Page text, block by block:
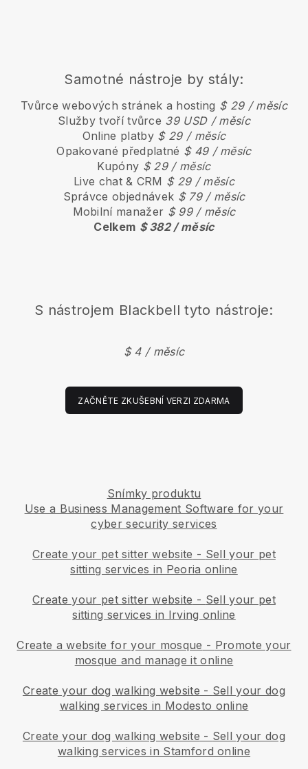
Samotné nástroje by stály:
Tvůrce webových stránek a hosting $ 29 / měsíc
Služby tvoří tvůrce 39 USD / měsíc
Online platby $ 29 / měsíc
Opakované předplatné $ 49 / měsíc
Kupóny $ 29 / měsíc
Live chat & CRM $ 29 / měsíc
Správce objednávek $ 79 / měsíc
Mobilní manažer $ 99 / měsíc
Celkem $ 382 / měsíc
S nástrojem Blackbell tyto nástroje:
$ 4 / měsíc
ZAČNĚTE ZKUŠEBNÍ VERZI ZDARMA
Snímky produktu
Use a Business Management Software for your
cyber security services
Create your pet sitter website - Sell your pet
sitting services in Peoria online
Create your pet sitter website - Sell your pet
sitting services in Irving online
Create a website for your mosque - Promote your
mosque and manage it online
Create your dog walking website - Sell your dog
walking services in Modesto online
Create your dog walking website - Sell your dog
walking services in Stamford online